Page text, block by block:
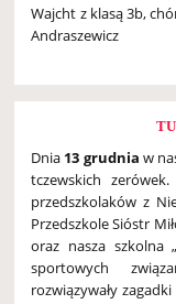
Wajcht z klasą 3b,
Andraszewicz
Dnia 13 grudnia w
tczewskich
przedszkolaków z
Przedszkole Sióstr
oraz nasza szkolna
sportowych
rozwiązywały